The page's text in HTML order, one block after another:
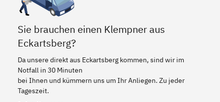
Sie brauchen einen Klempner aus
Eckartsberg?
Da unsere direkt aus Eckartsberg kommen, sind wir im
Notfall in 30 Minuten
bei Ihnen und kümmern uns um Ihr Anliegen. Zu jeder
Tageszeit.